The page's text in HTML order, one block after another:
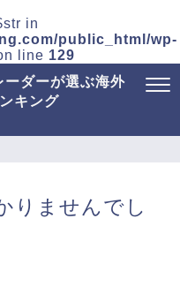
in
public_html/wp-
line 129
ダーが選ぶ海外
キング
りませんでし